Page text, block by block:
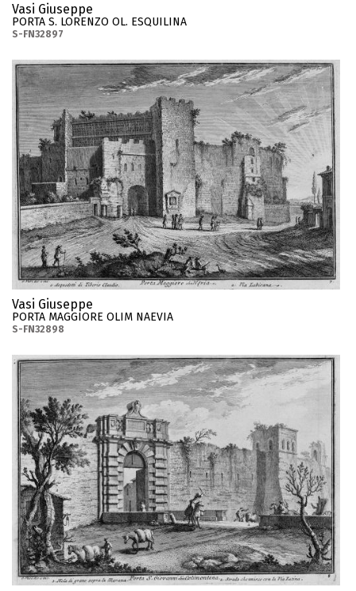
Vasi Giuseppe
PORTA S. LORENZO OL. ESQUILINA
S-FN32897
Vasi Giuseppe
PORTA MAGGIORE OLIM NAEVIA
S-FN32898